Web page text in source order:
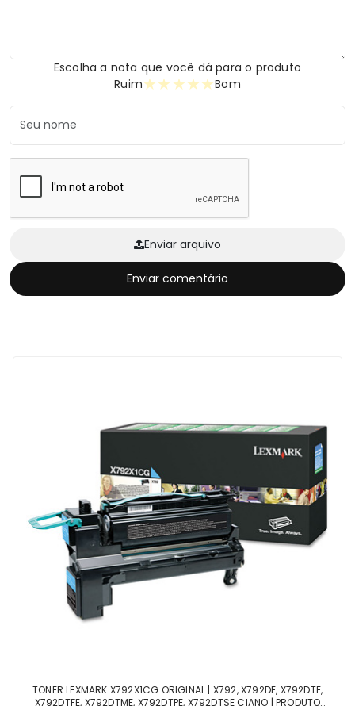
Escolha a nota que você dá para o produto
Ruim
★
★
★
★
★ Bom
Enviar arquivo
Enviar comentário
TONER LEXMARK X792X1CG ORIGINAL | X792, X792DE, X792DTE,
X792DTFE, X792DTME, X792DTPE, X792DTSE CIANO | PRODUTO